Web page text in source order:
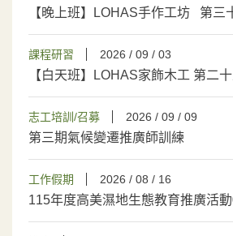
【晚上班】LOHAS手作工坊 第三
課程研習 2026 / 09 / 03
【白天班】LOHAS家飾木工 第二
志工培訓/召募 2026 / 09 / 09
第三期氣候變遷推廣師訓練
工作假期 2026 / 08 / 16
115年度高美濕地生態教育推廣活